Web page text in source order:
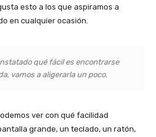
esto a los que aspiramos a
en cualquier ocasión.
qué fácil es encontrarse
vamos a aligerarla un poco.
ver con qué facilidad
grande, un teclado, un ratón,